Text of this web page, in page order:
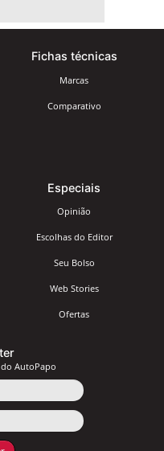
Fichas técnicas
Marcas
Comparativo
Especiais
Opinião
Escolhas do Editor
Seu Bolso
Web Stories
Ofertas
AutoPapo